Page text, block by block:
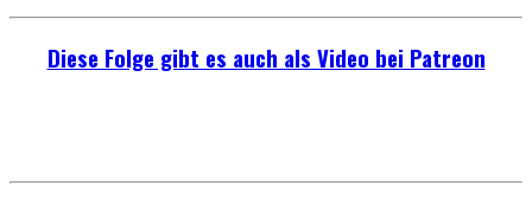
Diese Folge gibt es auch als Video bei Patreon